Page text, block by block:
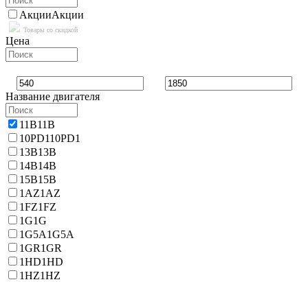
АкцииАкции
Товары со скидкой
Цена
Название двигателя
11B11B
10PD110PD1
13B13B
14B14B
15B15B
1AZ1AZ
1FZ1FZ
1G1G
1G5A1G5A
1GR1GR
1HD1HD
1HZ1HZ